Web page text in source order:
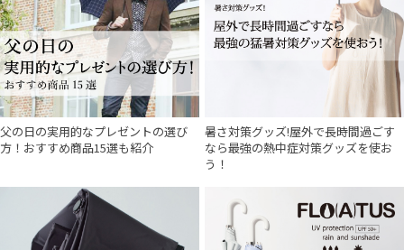
父の日の実用的なプレゼントの選び
方！おすすめ商品15選も紹介
暑さ対策グッズ!屋外で長時間過ごす
なら最強の熱中症対策グッズを使お
う！